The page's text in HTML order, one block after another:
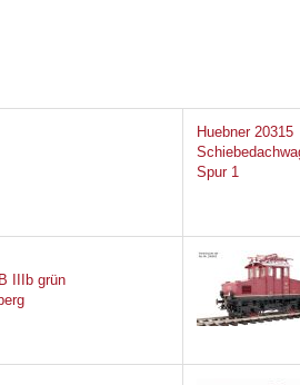
Huebner 20315
Spur 1
IIIb grün